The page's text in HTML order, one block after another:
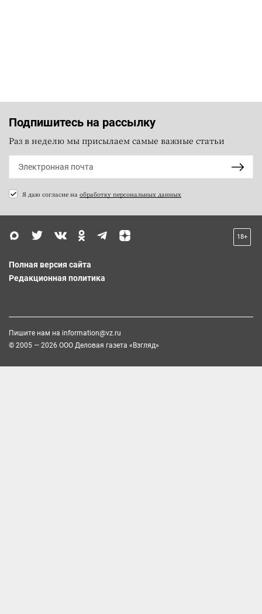
Подпишитесь на рассылку
Раз в неделю мы присылаем самые важные статьи
Я даю согласие на обработку персональных данных
18+
Полная версия сайта
Редакционная политика
Пишите нам на information@vz.ru
© 2005 — 2026 ООО Деловая газета «Взгляд»